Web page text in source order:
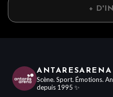
+
ANTARESARENA
Scène. Sport. Émotions.
depuis 1995 ✨